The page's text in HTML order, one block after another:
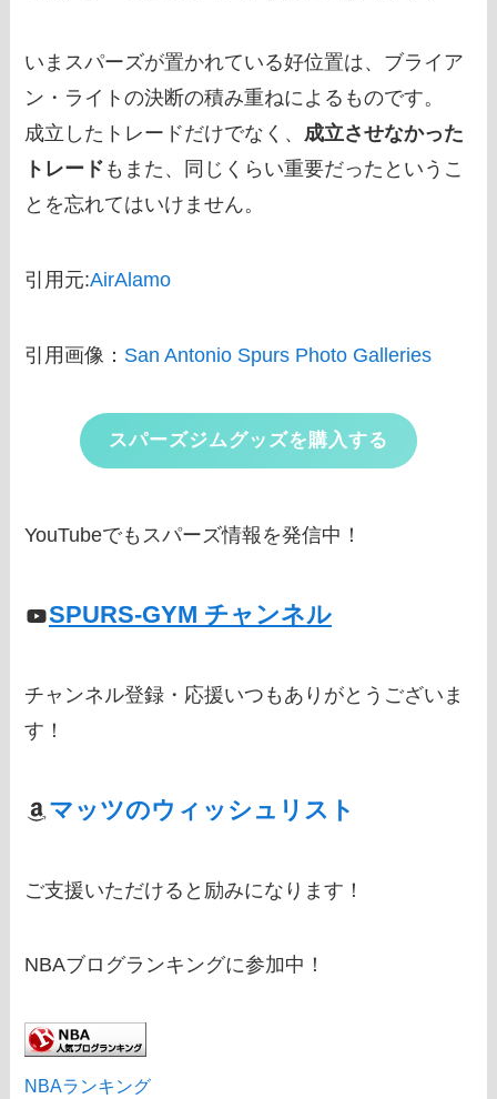
いまスパーズが置かれている好位置は、ブライア
ン・ライトの決断の積み重ねによるものです。
成立したトレードだけでなく、 成立させなかった
トレード もまた、同じくらい重要だったというこ
とを忘れてはいけません。
引用元:AirAlamo
引用画像： San Antonio Spurs Photo Galleries
スパーズジムグッズを購入する
YouTubeでもスパーズ情報を発信中！
SPURS-GYM チャンネル
チャンネル登録・応援いつもありがとうございま
す！
マッツのウィッシュリスト
ご支援いただけると励みになります！
NBAブログランキングに参加中！
NBAランキング